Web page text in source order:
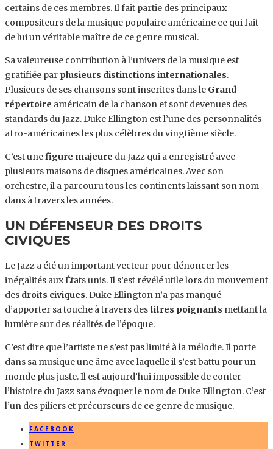
certains de ces membres. Il fait partie des principaux
compositeurs de la musique populaire américaine ce qui fait
de lui un véritable maître de ce genre musical.
Sa valeureuse contribution à l’univers de la musique est
gratifiée par plusieurs distinctions internationales.
Plusieurs de ses chansons sont inscrites dans le Grand
répertoire américain de la chanson et sont devenues des
standards du Jazz. Duke Ellington est l’une des personnalités
afro-américaines les plus célèbres du vingtième siècle.
C’est unefigure majeure du Jazz qui a enregistré avec
plusieurs maisons de disques américaines. Avec son
orchestre, il a parcouru tous les continents laissant son nom
dans à travers les années.
UN DÉFENSEUR DES DROITS
CIVIQUES
Le Jazz a été un important vecteur pour dénoncer les
inégalités aux États unis. Il s’est révélé utile lors du mouvement
des droits civiques. Duke Ellington n’a pas manqué
d’apporter sa touche à travers destitres poignants mettant la
lumière sur des réalités de l’époque.
C’est dire que l’artiste ne s’est pas limité à la mélodie. Il porte
dans sa musique une âme avec laquelle il s’est battu pour un
monde plus juste. Il est aujourd’hui impossible de conter
l’histoire du Jazz sans évoquer le nom de Duke Ellington. C’est
l’un des piliers et précurseurs de ce genre de musique.
FACEBOOK
TWITTER